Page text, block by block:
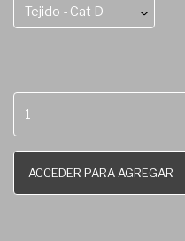
Tejido - Cat D
ACCEDER PARA AGREGAR